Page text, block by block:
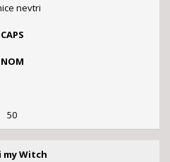
nevtri
CAPS
NOM
50
my Witch